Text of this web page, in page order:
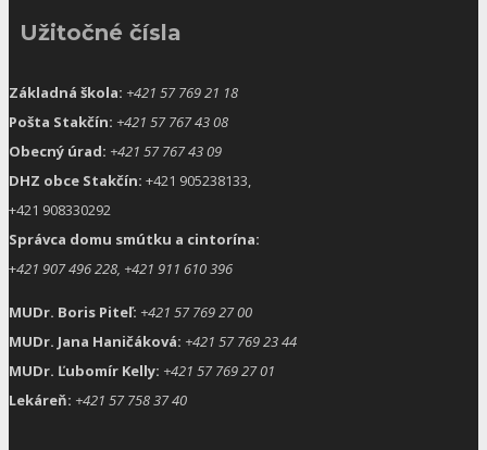
Užitočné čísla
Základná škola: +421 57 769 21 18
Pošta Stakčín: +421 57 767 43 08
Obecný úrad: +421 57 767 43 09
DHZ obce Stakčín: +421 905238133,
+421 908330292
Správca domu smútku a cintorína:
+421 907 496 228, +421 911 610 396
MUDr. Boris Piteľ: +421 57 769 27 00
MUDr. Jana Haničáková: +421 57 769 23 44
MUDr. Ľubomír Kelly: +421 57 769 27 01
Lekáreň: +421 57 758 37 40